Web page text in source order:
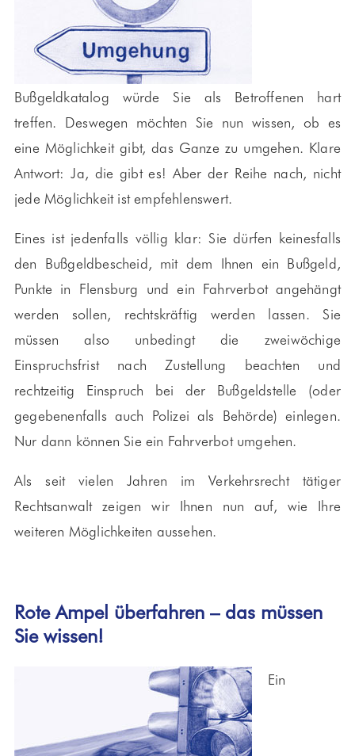
Bußgeldkatalog würde Sie als Betroffenen hart
treffen. Deswegen möchten Sie nun wissen, ob es
eine Möglichkeit gibt, das Ganze zu umgehen. Klare
Antwort: Ja, die gibt es! Aber der Reihe nach, nicht
jede Möglichkeit ist empfehlenswert.
Eines ist jedenfalls völlig klar: Sie dürfen keinesfalls
den Bußgeldbescheid, mit dem Ihnen ein Bußgeld,
Punkte in Flensburg und ein Fahrverbot angehängt
werden sollen, rechtskräftig werden lassen. Sie
müssen also unbedingt die zweiwöchige
Einspruchsfrist nach Zustellung beachten und
rechtzeitig Einspruch bei der Bußgeldstelle (oder
gegebenenfalls auch Polizei als Behörde) einlegen.
Nur dann können Sie ein Fahrverbot umgehen.
Als seit vielen Jahren im Verkehrsrecht tätiger
Rechtsanwalt zeigen wir Ihnen nun auf, wie Ihre
weiteren Möglichkeiten aussehen.
Rote Ampel überfahren – das müssen
Sie wissen!
Ein